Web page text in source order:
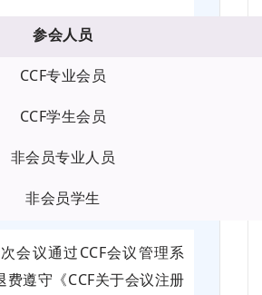
参会人员
CCF专业会员
CCF学生会员
非会员专业人员
非会员学生
会议通过CCF会议管理系
费遵守《CCF关于会议注册